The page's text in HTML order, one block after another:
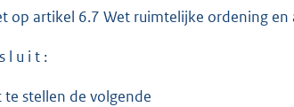
op artikel 6.7 Wet ruimtelijke ordening
l u i t :
te stellen de volgende